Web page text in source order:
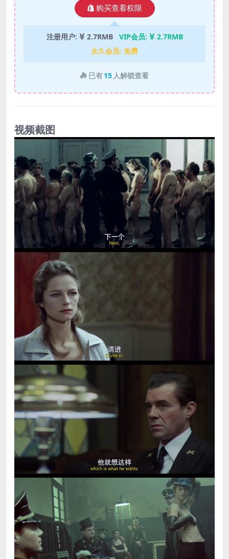
购买查看权限
注册用户: 2.7RMB VIP会员:
2.7RMB
永久会员: 免费
已有15 人解锁查看
视频截图